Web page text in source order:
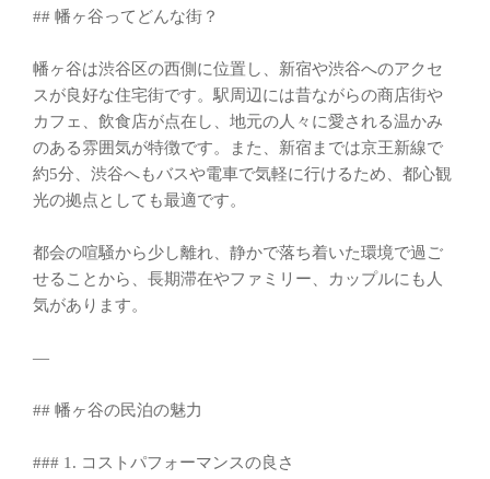
## 幡ヶ谷ってどんな街？
幡ヶ谷は渋谷区の西側に位置し、新宿や渋谷へのアクセ
スが良好な住宅街です。駅周辺には昔ながらの商店街や
カフェ、飲食店が点在し、地元の人々に愛される温かみ
のある雰囲気が特徴です。また、新宿までは京王新線で
約5分、渋谷へもバスや電車で気軽に行けるため、都心観
光の拠点としても最適です。
都会の喧騒から少し離れ、静かで落ち着いた環境で過ご
せることから、長期滞在やファミリー、カップルにも人
気があります。
—
## 幡ヶ谷の民泊の魅力
### 1. コストパフォーマンスの良さ